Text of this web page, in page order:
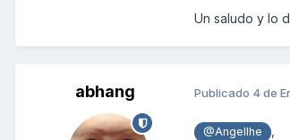
Un saludo y lo
abhang Publicado 4 de
@Angellhe